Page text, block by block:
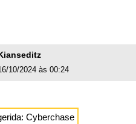
10/2024 às 00:24
Cyberchase